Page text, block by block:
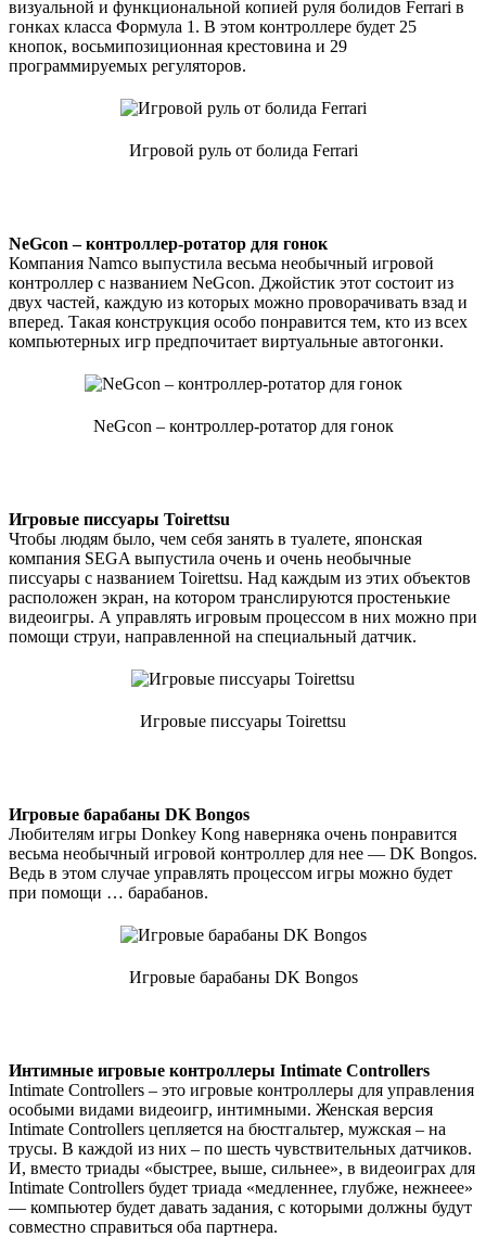
визуальной и функциональной копией руля болидов Ferrari в
гонках класса Формула 1. В этом контроллере будет 25
кнопок, восьмипозиционная крестовина и 29
программируемых регуляторов.
Игровой руль от болида Ferrari
NeGcon – контроллер-ротатор для гонок
Компания Namco выпустила весьма необычный игровой
контроллер с названием NeGcon. Джойстик этот состоит из
двух частей, каждую из которых можно проворачивать взад и
вперед. Такая конструкция особо понравится тем, кто из всех
компьютерных игр предпочитает виртуальные автогонки.
NeGcon – контроллер-ротатор для гонок
Игровые писсуары Toirettsu
Чтобы людям было, чем себя занять в туалете, японская
компания SEGA выпустила очень и очень необычные
писсуары с названием Toirettsu. Над каждым из этих объектов
расположен экран, на котором транслируются простенькие
видеоигры. А управлять игровым процессом в них можно при
помощи струи, направленной на специальный датчик.
Игровые писсуары Toirettsu
Игровые барабаны DK Bongos
Любителям игры Donkey Kong наверняка очень понравится
весьма необычный игровой контроллер для нее — DK Bongos.
Ведь в этом случае управлять процессом игры можно будет
при помощи … барабанов.
Игровые барабаны DK Bongos
Интимные игровые контроллеры Intimate Controllers
Intimate Controllers – это игровые контроллеры для управления
особыми видами видеоигр, интимными. Женская версия
Intimate Controllers цепляется на бюстгальтер, мужская – на
трусы. В каждой из них – по шесть чувствительных датчиков.
И, вместо триады «быстрее, выше, сильнее», в видеоиграх для
Intimate Controllers будет триада «медленнее, глубже, нежнеее»
— компьютер будет давать задания, с которыми должны будут
совместно справиться оба партнера.